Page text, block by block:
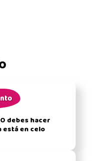
debes hacer
está en celo